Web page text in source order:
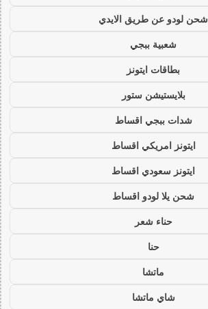
شحن لودو عن طريق الايدي
شعبية ببجي
بطاقات ايتونز
بلايستيشن ستور
شدات ببجي اقساط
ايتونز امريكي اقساط
ايتونز سعودي اقساط
شحن يلا لودو اقساط
حناء شعر
حنا
ماتشا
شاي ماتشا